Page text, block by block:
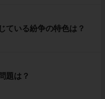
ている紛争の特色は？
題は？